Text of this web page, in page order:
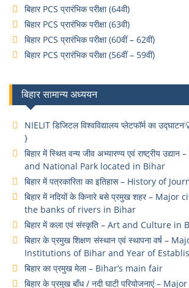
बिहार PCS प्रारंभिक परीक्षा (64वी)
बिहार PCS प्रारंभिक परीक्षा (63वी)
बिहार PCS प्रारंभिक परीक्षा (60वीं – 62वीं)
बिहार PCS प्रारंभिक परीक्षा (56वीं – 59वीं)
बिहार सामान्य अध्ययन
NIELIT डिजिटल विश्वविद्यालय प्लेटफॉर्म का
}
बिहार में स्थित वन्य जीव अभ्यारण्य एवं राष्ट्रीय
and National Park located in Bihar
बिहार में पत्रकारिता का इतिहास – History of
बिहार में नदियों के किनारे बसे प्रमुख शहर –
the banks of rivers in Bihar
बिहार में कला एवं संस्कृति – Art and Culture in
बिहार के प्रमुख शिक्षण संस्थान एवं स्थापना वर्ष –
Institutions of Bihar and Year of
बिहार का प्रमुख मेला – Bihar’s main fair
बिहार के प्रमुख बाँध / नदी घाटी परियोजनाएं –